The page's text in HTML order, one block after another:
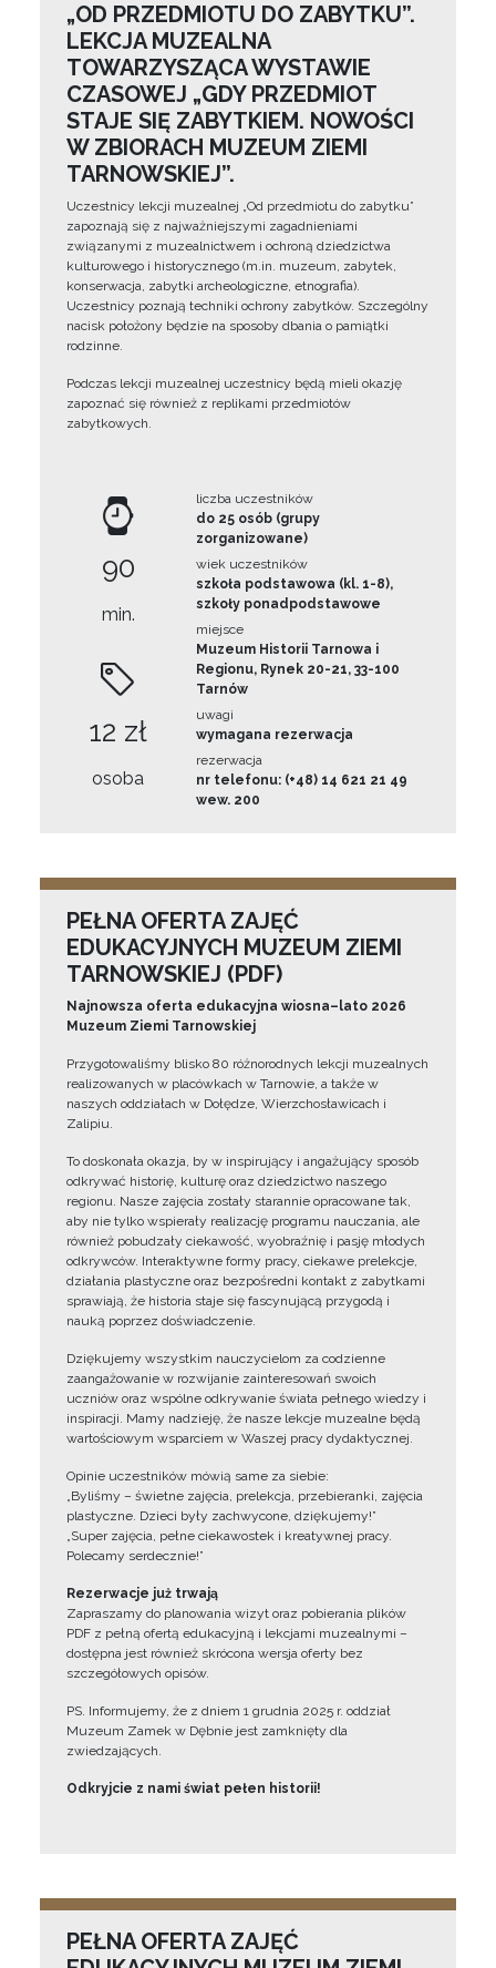
„OD PRZEDMIOTU DO ZABYTKU”.
LEKCJA MUZEALNA
TOWARZYSZĄCA WYSTAWIE
CZASOWEJ „GDY PRZEDMIOT
STAJE SIĘ ZABYTKIEM. NOWOŚCI
W ZBIORACH MUZEUM ZIEMI
TARNOWSKIEJ”.
Uczestnicy lekcji muzealnej „Od przedmiotu do zabytku”
zapoznają się z najważniejszymi zagadnieniami
związanymi z muzealnictwem i ochroną dziedzictwa
kulturowego i historycznego (m.in. muzeum, zabytek,
konserwacja, zabytki archeologiczne, etnografia).
Uczestnicy poznają techniki ochrony zabytków. Szczególny
nacisk położony będzie na sposoby dbania o pamiątki
rodzinne.
Podczas lekcji muzealnej uczestnicy będą mieli okazję
zapoznać się również z replikami przedmiotów
zabytkowych.
90
min.
12 zł
osoba
liczba uczestników
do 25 osób (grupy
zorganizowane)
wiek uczestników
szkoła podstawowa (kl. 1-8),
szkoły ponadpodstawowe
miejsce
Muzeum Historii Tarnowa i
Regionu, Rynek 20-21, 33-100
Tarnów
uwagi
wymagana rezerwacja
rezerwacja
nr telefonu: (+48) 14 621 21 49
wew. 200
PEŁNA OFERTA ZAJĘĆ
EDUKACYJNYCH MUZEUM ZIEMI
TARNOWSKIEJ (PDF)
Najnowsza oferta edukacyjna wiosna–lato 2026
Muzeum Ziemi Tarnowskiej
Przygotowaliśmy blisko 80 różnorodnych lekcji muzealnych
realizowanych w placówkach w Tarnowie, a także w
naszych oddziałach w Dołędze, Wierzchosławicach i
Zalipiu.
To doskonała okazja, by w inspirujący i angażujący sposób
odkrywać historię, kulturę oraz dziedzictwo naszego
regionu. Nasze zajęcia zostały starannie opracowane tak,
aby nie tylko wspierały realizację programu nauczania, ale
również pobudzały ciekawość, wyobraźnię i pasję młodych
odkrywców. Interaktywne formy pracy, ciekawe prelekcje,
działania plastyczne oraz bezpośredni kontakt z zabytkami
sprawiają, że historia staje się fascynującą przygodą i
nauką poprzez doświadczenie.
Dziękujemy wszystkim nauczycielom za codzienne
zaangażowanie w rozwijanie zainteresowań swoich
uczniów oraz wspólne odkrywanie świata pełnego wiedzy i
inspiracji. Mamy nadzieję, że nasze lekcje muzealne będą
wartościowym wsparciem w Waszej pracy dydaktycznej.
Opinie uczestników mówią same za siebie:
„Byliśmy – świetne zajęcia, prelekcja, przebieranki, zajęcia
plastyczne. Dzieci były zachwycone, dziękujemy!”
„Super zajęcia, pełne ciekawostek i kreatywnej pracy.
Polecamy serdecznie!”
Rezerwacje już trwają
Zapraszamy do planowania wizyt oraz pobierania plików
PDF z pełną ofertą edukacyjną i lekcjami muzealnymi –
dostępna jest również skrócona wersja oferty bez
szczegółowych opisów.
PS. Informujemy, że z dniem 1 grudnia 2025 r. oddział
Muzeum Zamek w Dębnie jest zamknięty dla
zwiedzających.
Odkryjcie z nami świat pełen historii!
PEŁNA OFERTA ZAJĘĆ